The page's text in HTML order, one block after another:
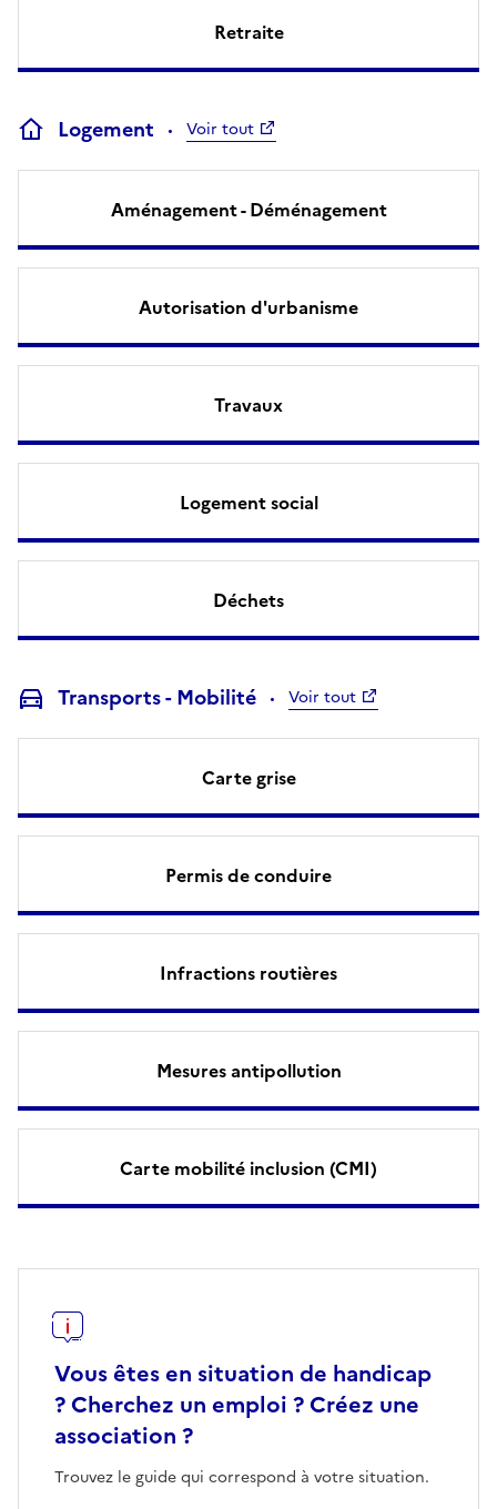
Retraite
Logement Voir tout
Aménagement - Déménagement
Autorisation d'urbanisme
Travaux
Logement social
Déchets
Transports - Mobilité Voir tout
Carte grise
Permis de conduire
Infractions routières
Mesures antipollution
Carte mobilité inclusion (CMI)
Vous êtes en situation de handicap
? Cherchez un emploi ? Créez une
association ?
Trouvez le guide qui correspond à votre situation.